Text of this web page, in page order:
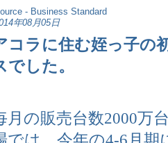
- Business Standard
年08月05日
コラに住む姪っ子の
でした。
月の販売台数2000万